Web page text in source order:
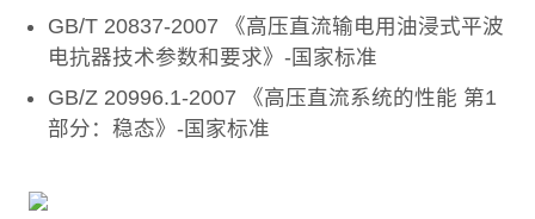
GB/T 20837-2007 《高压直流输电用油浸式平波
电抗器技术参数和要求》-国家标准
GB/Z 20996.1-2007 《高压直流系统的性能 第1
部分：稳态》-国家标准